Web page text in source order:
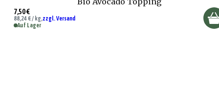
7,50 €
88,24 € / kg,zzgl. Versand
Auf Lager